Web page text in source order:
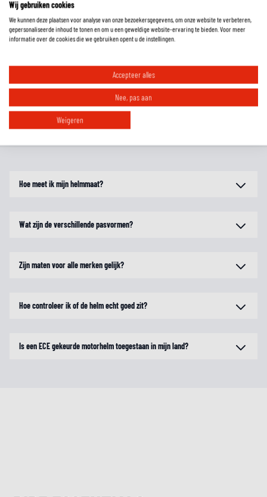
EXTRA INFORMATIE
MAATTABEL
FAQ
Hoe meet ik mijn helmmaat?
Wat zijn de verschillende pasvormen?
Zijn maten voor alle merken gelijk?
Hoe controleer ik of de helm echt goed zit?
Is een ECE gekeurde motorhelm toegestaan in mijn land?
Wij gebruiken cookies
We kunnen deze plaatsen voor analyse van onze bezoekersgegevens, om onze website te verbeteren,
gepersonaliseerde inhoud te tonen en om u een geweldige website-ervaring te bieden. Voor meer
informatie over de cookies die we gebruiken opent u de instellingen.
Accepteer alles
Nee, pas aan
Weigeren